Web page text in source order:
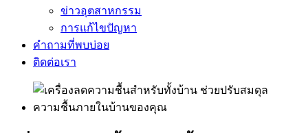
ข่าวอุตสาหกรรม
การแก้ไขปัญหา
คำถามที่พบบ่อย
ติดต่อเรา